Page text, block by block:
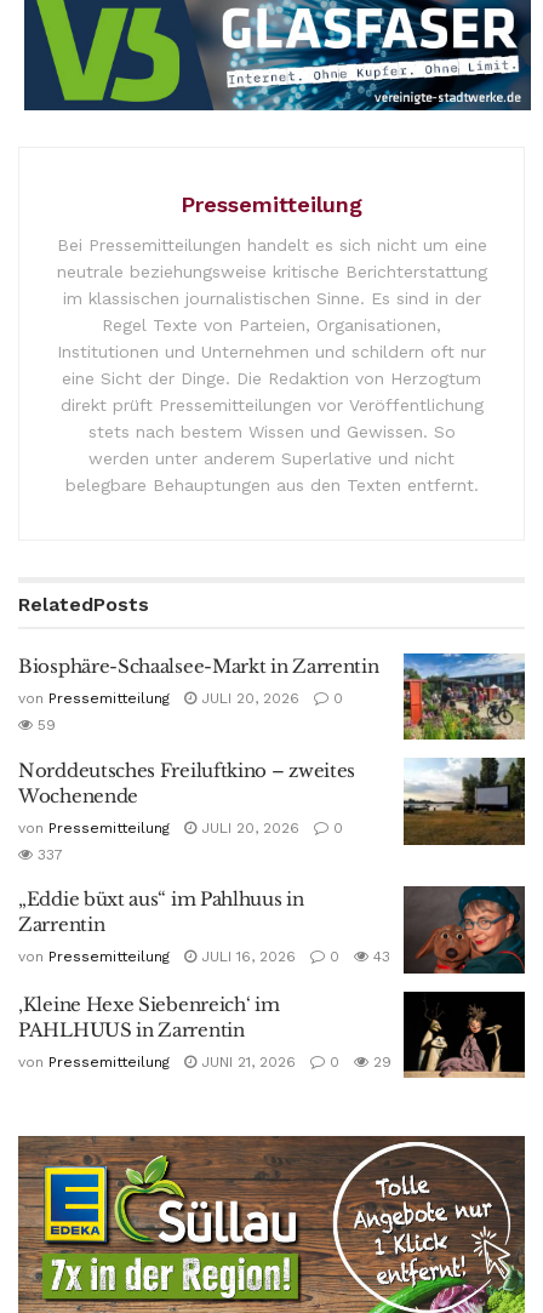
Pressemitteilung
Bei Pressemitteilungen handelt es sich nicht um eine
neutrale beziehungsweise kritische Berichterstattung
im klassischen journalistischen Sinne. Es sind in der
Regel Texte von Parteien, Organisationen,
Institutionen und Unternehmen und schildern oft nur
eine Sicht der Dinge. Die Redaktion von Herzogtum
direkt prüft Pressemitteilungen vor Veröffentlichung
stets nach bestem Wissen und Gewissen. So
werden unter anderem Superlative und nicht
belegbare Behauptungen aus den Texten entfernt.
RelatedPosts
Biosphäre-Schaalsee-Markt in Zarrentin
von Pressemitteilung JULI 20, 2026
0
59
Norddeutsches Freiluftkino – zweites
Wochenende
von Pressemitteilung JULI 20, 2026
0
337
„Eddie büxt aus“ im Pahlhuus in
Zarrentin
von Pressemitteilung JULI 16, 2026 0 43
‚Kleine Hexe Siebenreich‘ im
PAHLHUUS in Zarrentin
von Pressemitteilung JUNI 21, 2026 0 29